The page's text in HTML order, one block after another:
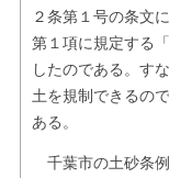
２条第１号の条文
第１項に規定する
したのである。す
土を規制できるの
ある。
千葉市の土砂条